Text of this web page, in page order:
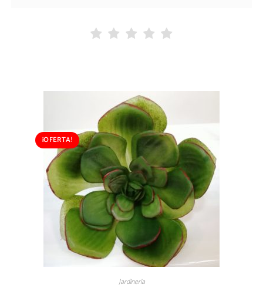
¡OFERTA!
Jardineria